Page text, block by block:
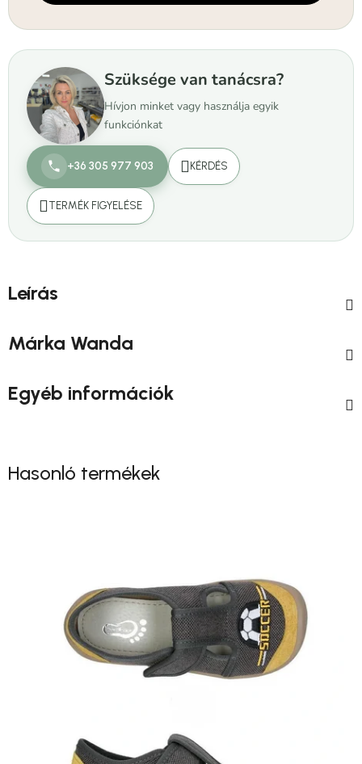
Szüksége van tanácsra?
Hívjon minket vagy használja egyik
funkciónkat
+36 305 977 903 KÉRDÉS
TERMÉK FIGYELÉSE
Leírás
Márka Wanda
Egyéb információk
Hasonló termékek